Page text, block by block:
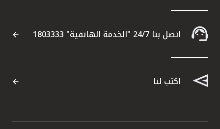
اتصل بنا 24/7 "الخدمة الهاتفية" 1803333
اكتب لنا